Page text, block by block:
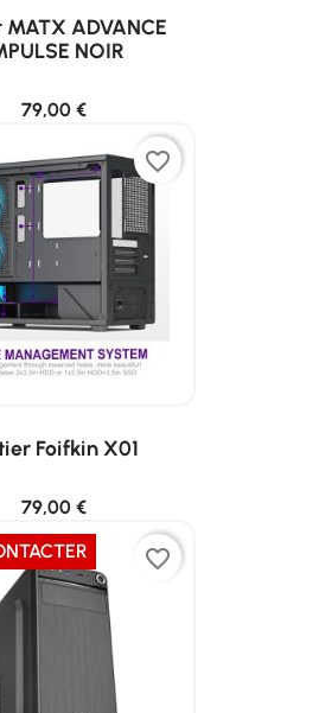
ADVANCE
NOIR
79,00 €
favorite_border
Foifkin X01
79,00 €
favorite_border